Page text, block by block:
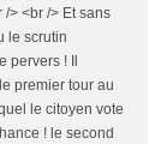
> <br /> Et sans
le scrutin
! Il
premier tour au
le citoyen vote
! le second